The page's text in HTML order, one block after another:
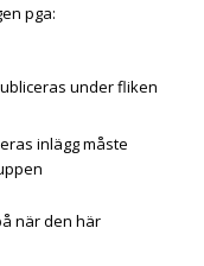
pga:
under fliken
inlägg måste
när den här